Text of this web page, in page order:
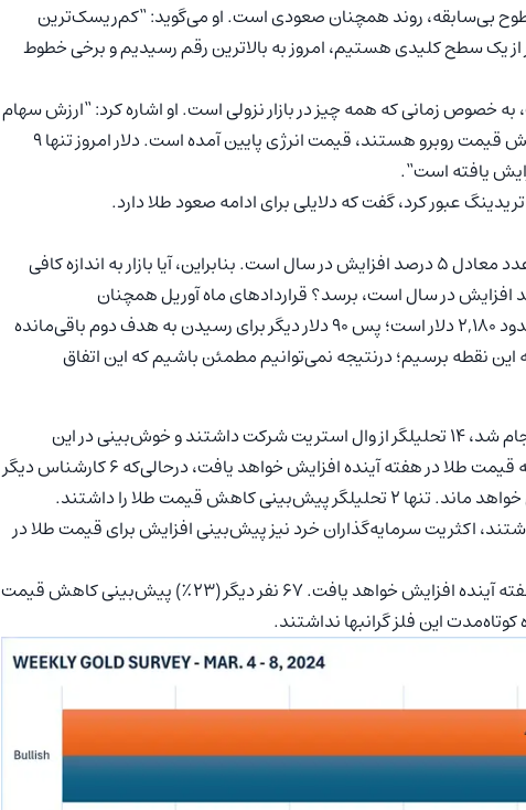
بی‌سابقه، روند همچنان صعودی است. او می‌گوید: “کم‌ریسک‌ترین
یک سطح کلیدی هستیم، امروز به بالاترین رقم رسیدیم و برخی خطوط
خصوص زمانی که همه چیز در بازار نزولی است. او اشاره کرد: “ارزش سهام
در بازار بورس کم‌ارزش است، همه فلزات دیگر با کاهش قیمت روبرو هستند، قیمت انرژی پایین آمده است. دلار امروز تنها ۹
“.
عبور کرد، گفت که دلایلی برای ادامه صعود طلا دارد.
هدف این است که طلا به ۲,۱۷۵ دلار برسد؛ زیرا این عدد معادل ۵ درصد افزایش در سال است. بنابراین، آیا بازار به اندازه کافی
که به قیمت ۲,۲۷۸ دلار که معادل ۱۰ درصد افزایش در سال است، برسد؟ قراردادهای ماه آوریل همچنان
پرمعامله‌ترین قراردادها هستند و قیمت فعلی در حدود ۲,۱۸۰ دلار است؛ پس ۹۰ دلار دیگر برای رسیدن به هدف دوم باقی‌مانده
نقطه برسیم؛ درنتیجه نمی‌توانیم مطمئن باشیم که این اتفاق
در نظرسنجی طلای این هفته که توسط کیتکو نیوز انجام شد، ۱۴ تحلیلگر از وال استریت شرکت داشتند و خوش‌بینی در این
نظرسنجی حاکم بود. ۶ کارشناس پیش‌بینی کردند که قیمت طلا در هفته آینده افزایش خواهد یافت، درحالی‌که ۶ کارشناس دیگر
کاهش قیمت طلا را داشتند.
که ۲۹۶ نفر در آن شرکت داشتند، اکثریت سرمایه‌گذاران خرد نیز پیش‌بینی افزایش برای قیمت طلا در
۱۷۳ سرمایه‌گذار (۵۸٪) معتقدند که قیمت طلا در هفته آینده افزایش خواهد یافت. ۶۷ نفر دیگر (۲۳٪) پیش‌بینی کاهش قیمت